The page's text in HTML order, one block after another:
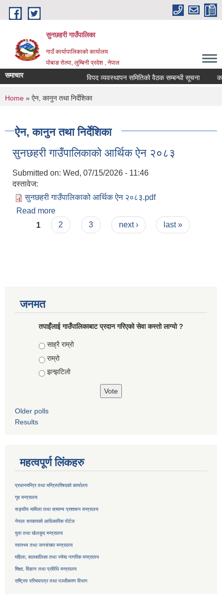
Skip to main content
सुनछहरी गाउँपालिका
गाउँ कार्यापालिकाको कार्यालय
पोबाङ रोल्पा, लुम्बिनी प्रदेश , नेपाल
समाचार विपद व्यवस्थापन समितिको वैठक सम्बन्धी सूचना
You are here
Home » ऐन, कानुन तथा निर्देशिका
ऐन, कानुन तथा निर्देशिका
सुनछहरी गाउँपालिकाको आर्थिक ऐन २०८३
Submitted on: Wed, 07/15/2026 - 11:46
दस्तावेज:
सुनछहरी गाउँपालिकाको आर्थिक ऐन २०८३.pdf
Read more
Pages
1 2 3 next › last »
जनमत
तपाइँलाई गाउँपालिकाबाट प्रदान गरिएको सेवा कस्तो लाग्यो ?
Choices
साह्रै राम्रो
राम्रो
झन्झटिलो
Older polls
Results
महत्वपूर्ण लिंकहरु
प्रधानमन्त्रि तथा मन्त्रिपरिषदको कार्यालय
गृह मन्त्रालय
सङ्घीय मामिला तथा सामान्य प्रशासन मन्त्रालय
नेपाल सरकारको आधिकारिक पोर्टल
युवा तथा खेलकुद मन्त्रालय
स्वास्थ्य तथा जनसंख्या मन्त्रालय
महिला, बालबालिका तथा ज्येष्ठ नागरिक मन्त्रालय
शिक्षा, विज्ञान तथा प्रविधि मन्त्रालय
राष्ट्रिय परिचयपत्र तथापञ्जीकरण विभाग